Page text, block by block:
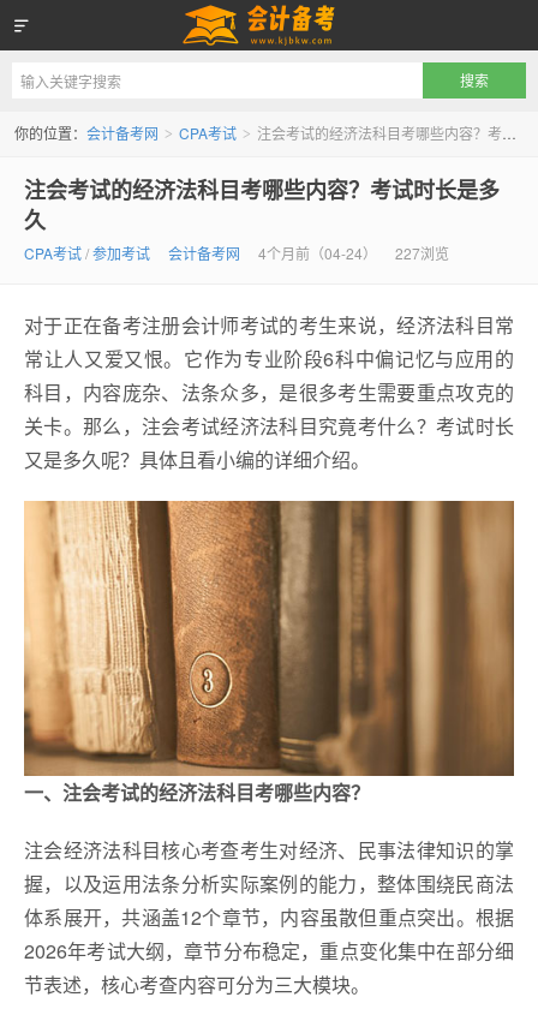
会计备考网
你的位置： 会计备考网 > CPA考试 > 注会考试的经济法科目考哪些内容？考试时长是多久
注会考试的经济法科目考哪些内容？考试时长是多
久
CPA考试/参加考试 会计备考网 4个月前（04-24） 227浏览
对于正在备考注册会计师考试的考生来说，经济法科目常
常让人又爱又恨。它作为专业阶段6科中偏记忆与应用的
科目，内容庞杂、法条众多，是很多考生需要重点攻克的
关卡。那么，注会考试经济法科目究竟考什么？考试时长
又是多久呢？具体且看小编的详细介绍。
一、注会考试的经济法科目考哪些内容？
注会经济法科目核心考查考生对经济、民事法律知识的掌
握，以及运用法条分析实际案例的能力，整体围绕民商法
体系展开，共涵盖12个章节，内容虽散但重点突出。根据
2026年考试大纲，章节分布稳定，重点变化集中在部分细
节表述，核心考查内容可分为三大模块。